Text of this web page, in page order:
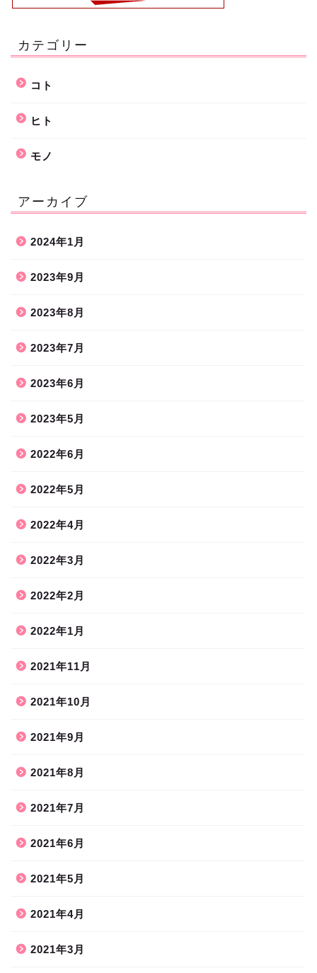
カテゴリー
コト
ヒト
モノ
アーカイブ
2024年1月
2023年9月
2023年8月
2023年7月
2023年6月
2023年5月
2022年6月
2022年5月
2022年4月
2022年3月
2022年2月
2022年1月
2021年11月
2021年10月
2021年9月
2021年8月
2021年7月
2021年6月
2021年5月
2021年4月
2021年3月